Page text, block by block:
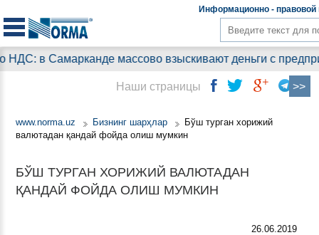
Информационно - правовой
в Самарканде массово взыскивают деньги с
www.norma.uz Бизнинг шарҳлар
Бўш турган хорижий
валютадан қандай фойда олиш мумкин
БЎШ ТУРГАН ХОРИЖИЙ ВАЛЮТАДАН
ҚАНДАЙ ФОЙДА ОЛИШ МУМКИН
26.06.2019
Наши страницы